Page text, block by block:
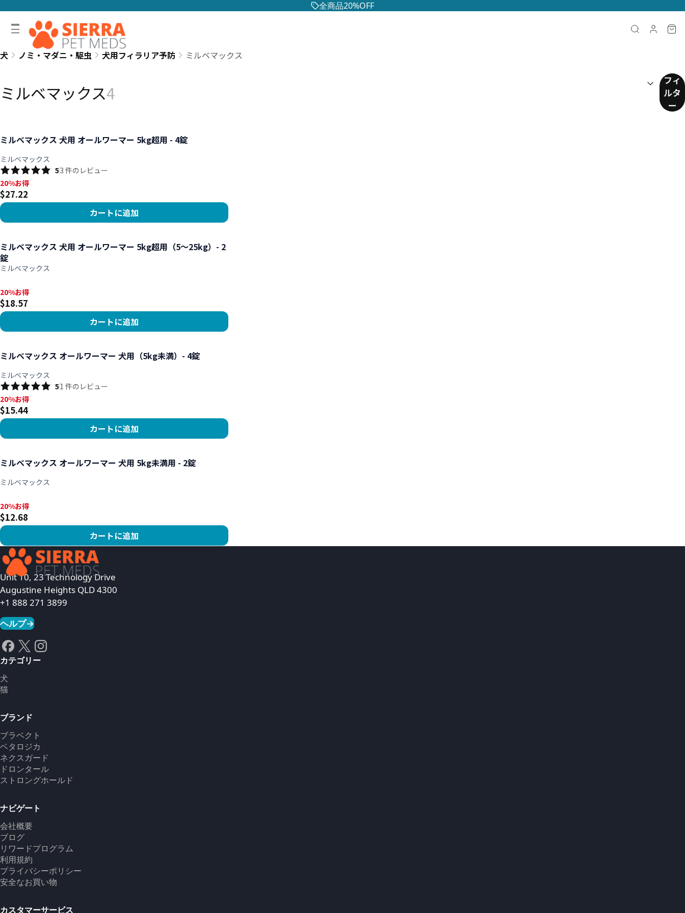
全商品20%OFF
犬 ノミ・マダニ・駆虫 犬用フィラリア予防 ミルベマックス
ミルベマックス4
(任意)
フィ
ルタ
ー
ミルベマックス 犬用 オールワーマー 5kg超用 - 4錠
ミルベマックス
53 件のレビュー
20%お得, $27.22
20%お得
$27.22
カートに追加
ミルベマックス 犬用 オールワーマー 5kg超用（5～25kg）- 2
錠
ミルベマックス
20%お得, $18.57
20%お得
$18.57
カートに追加
ミルベマックス オールワーマー 犬用（5kg未満）- 4錠
ミルベマックス
51 件のレビュー
20%お得, $15.44
20%お得
$15.44
カートに追加
ミルベマックス オールワーマー 犬用 5kg未満用 - 2錠
ミルベマックス
20%お得, $12.68
20%お得
$12.68
カートに追加
商品を見る
Unit 10, 23 Technology Drive
Augustine Heights QLD 4300
+1 888 271 3899
ヘルプ→
カテゴリー
犬
猫
ブランド
ブラベクト
ベタロジカ
ネクスガード
ドロンタール
ストロングホールド
ナビゲート
会社概要
ブログ
リワードプログラム
利用規約
プライバシーポリシー
安全なお買い物
カスタマーサービス